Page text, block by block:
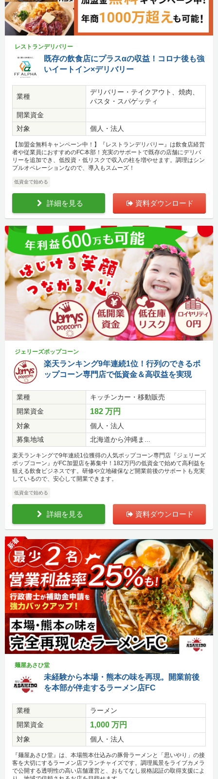
レストランデリバリー
既存の飲食店にプラスαの収益！コロナ後も強
いイートイン×デリバリー
業種
デリバリー・テイクアウト、焼肉、
パスタ・スパゲッティ
開業資金
対象
個人・法人
【加盟金無料キャンペーン中！】『レストランデリバリー』は飲食店経営
者や従業員におすすめのFC本部！充実のサポートで既存の店舗にデリバ
リーを追加でき、低投資・低リスクで収入の柱を増やせます。調理はシン
プルオペレーションなので、導入もスムーズ！
低資金で始める
詳細を見る 資料ダウンロード
ジェリーズポップコーン
楽天ランキング9年連続1位！行列のできるポ
ップコーン専門店で低資金＆高収益を実現
業種
キッチンカー・移動販売
開業資金
182 万円
対象
個人・法人
募集地域
北海道から沖縄ま...
楽天ランキングで9年連続1位獲得の人気ポップコーン専門店『ジェリーズ
ポップコーン』がFC加盟店を募集中！182万円の低資金で始めて高利益を
狙える飲食ビジネスです。研修や立地確保など開業前後のサポートも充実
しているので、安心して開業できます。
低資金で始める
詳細を見る 資料ダウンロード
新着
麺屋あさひ堂
未経験から本場・熊本の味を再現。開業前後
を本部が伴走するラーメン店FC
業種
ラーメン
開業資金
1,000 万円
対象 個人・法人
『麺屋あさひ堂』は、本場熊本仕込みの豚骨ラーメンと「思いやり」の接
客を大切にするラーメン店フランチャイズです。調理風景をライブカメラ
で公開する透明性の高い店舗運営と、おもてなし規格認証の取得支援によ